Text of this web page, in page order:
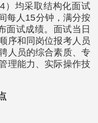
）均采取结构化面试
每人15分钟，满分按
面试成绩。面试当日
序和同岗位报考人员
人员的综合素质、专
理能力、实际操作技